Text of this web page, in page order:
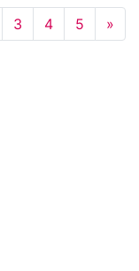
3 4 5 »